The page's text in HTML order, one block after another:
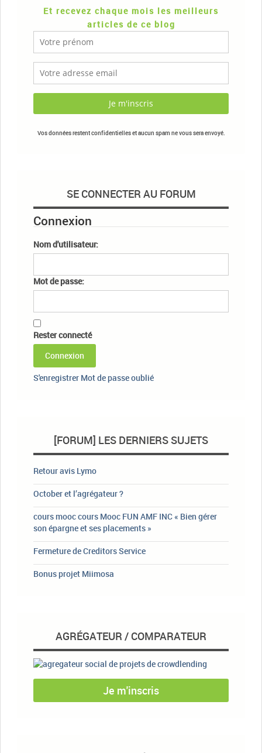
Et recevez chaque mois les meilleurs
articles de ce blog
Vos données restent confidentielles et aucun spam ne vous sera envoyé.
SE CONNECTER AU FORUM
Connexion
Nom d'utilisateur:
Mot de passe:
Rester connecté
Connexion
S'enregistrer Mot de passe oublié
[FORUM] LES DERNIERS SUJETS
Retour avis Lymo
October et l’agrégateur ?
cours mooc cours Mooc FUN AMF INC « Bien gérer
son épargne et ses placements »
Fermeture de Creditors Service
Bonus projet Miimosa
AGRÉGATEUR / COMPARATEUR
Je m'inscris